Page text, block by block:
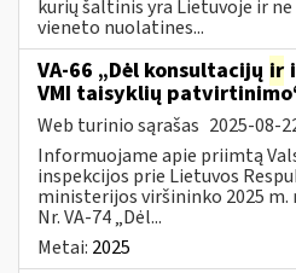
kurių šaltinis yra Lietuvoje ir
vieneto nuolatines...
VA-66 „Dėl konsultacijų ir
VMI taisyklių
Web turinio sąrašas 2025-08-
Informuojame apie priimtą
inspekcijos prie Lietuvos
ministerijos viršininko 2025 m.
Nr. VA-74 „Dėl...
Metai: 2025